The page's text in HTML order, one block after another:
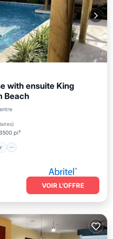
with ensuite King
Beach
)
pi²
de mer
VOIR L’OFFRE